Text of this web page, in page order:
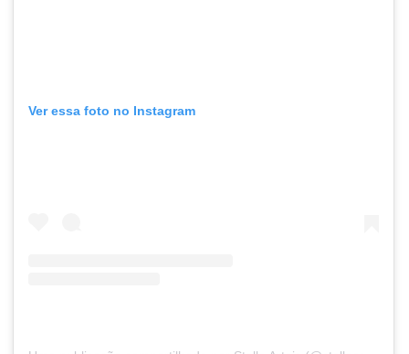
Ver essa foto no Instagram